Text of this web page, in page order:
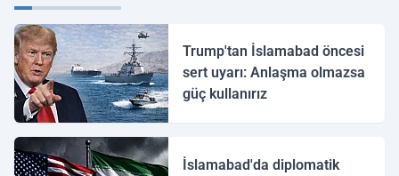
Trump'tan İslamabad öncesi
sert uyarı: Anlaşma olmazsa
güç kullanırız
İslamabad'da diplomatik